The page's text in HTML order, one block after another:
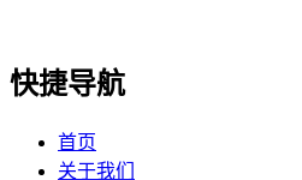
快捷导航
首页
关于我们